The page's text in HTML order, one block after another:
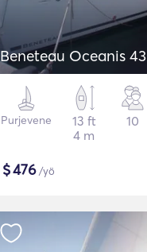
Beneteau Oceanis 43
Purjevene
13 ft
4 m
10
$476/yö